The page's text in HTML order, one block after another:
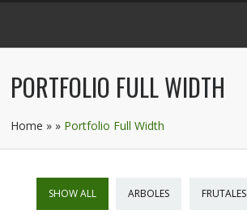
PORTFOLIO FULL WIDTH
Home » » Portfolio Full Width
SHOW ALL ARBOLES FRUTALES